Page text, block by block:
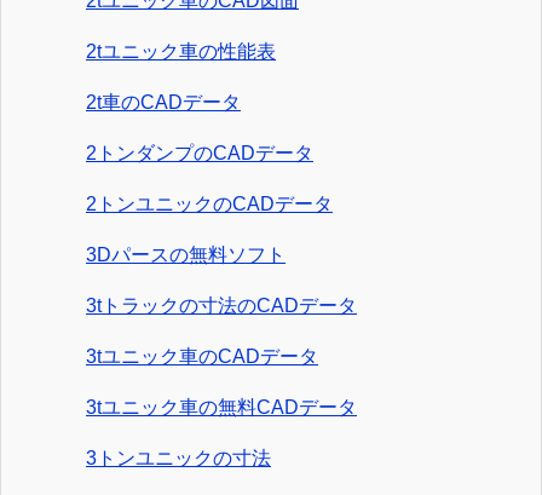
2tユニック車の性能表
2t車のCADデータ
2トンダンプのCADデータ
2トンユニックのCADデータ
3Dパースの無料ソフト
3tトラックの寸法のCADデータ
3tユニック車のCADデータ
3tユニック車の無料CADデータ
3トンユニックの寸法